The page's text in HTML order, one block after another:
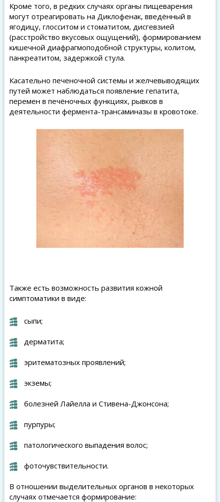
Кроме того, в редких случаях органы пищеварения
могут отреагировать на Диклофенак, введённый в
ягодицу, глосситом и стоматитом, дисгевзией
(расстройство вкусовых ощущений), формированием
кишечной диафрагмоподобной структуры, колитом,
панкреатитом, задержкой стула.
Касательно печеночной системы и желчевыводящих
путей может наблюдаться появление гепатита,
перемен в печёночных функциях, рывков в
деятельности фермента-трансаминазы в кровотоке.
Также есть возможность развития кожной
симптоматики в виде:
сыпи;
дерматита;
эритематозных проявлений;
экземы;
болезней Лайелла и Стивена-Джонсона;
пурпуры;
патологического выпадения волос;
фоточувствительности.
В отношении выделительных органов в некоторых
случаях отмечается формирование: